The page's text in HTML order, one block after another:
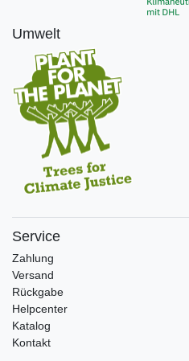
Umwelt
Service
Zahlung
Versand
Rückgabe
Helpcenter
Katalog
Kontakt